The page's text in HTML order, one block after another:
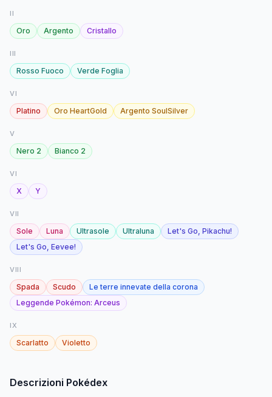
II
Oro Argento Cristallo
III
Rosso Fuoco Verde Foglia
VI
Platino Oro HeartGold Argento SoulSilver
V
Nero 2 Bianco 2
VI
X Y
VII
Sole Luna Ultrasole Ultraluna
Let's Go, Pikachu!
Let's Go, Eevee!
VIII
Spada Scudo
Le terre innevate della corona
Leggende Pokémon: Arceus
IX
Scarlatto Violetto
Descrizioni Pokédex